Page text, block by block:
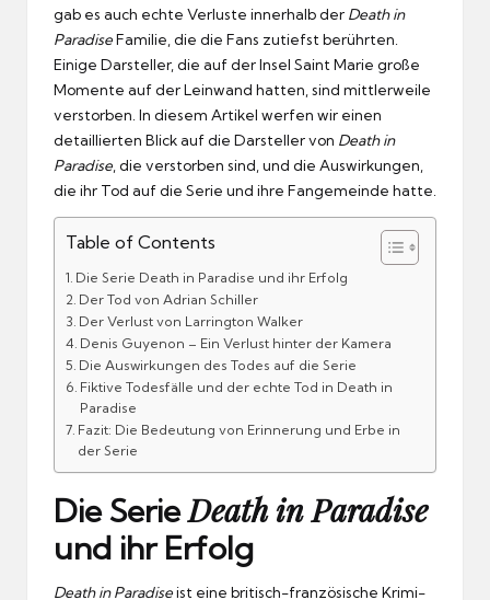
gab es auch echte Verluste innerhalb der Death in
ParadiseFamilie, die die Fans zutiefst berührten.
Einige Darsteller, die auf der Insel Saint Marie große
Momente auf der Leinwand hatten, sind mittlerweile
verstorben. In diesem Artikel werfen wir einen
detaillierten Blick auf die Darsteller von Death in
Paradise, die verstorben sind, und die Auswirkungen,
die ihr Tod auf die Serie und ihre Fangemeinde hatte.
Table of Contents
Die Serie Death in Paradise und ihr Erfolg
Der Tod von Adrian Schiller
Der Verlust von Larrington Walker
Denis Guyenon – Ein Verlust hinter der Kamera
Die Auswirkungen des Todes auf die Serie
Fiktive Todesfälle und der echte Tod in Death in
Paradise
Fazit: Die Bedeutung von Erinnerung und Erbe in
der Serie
Die SerieDeath in Paradise
und ihr Erfolg
Death in Paradiseist eine britisch-französische Krimi-